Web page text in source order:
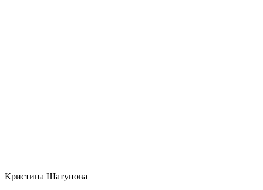
Кристина Шатунова